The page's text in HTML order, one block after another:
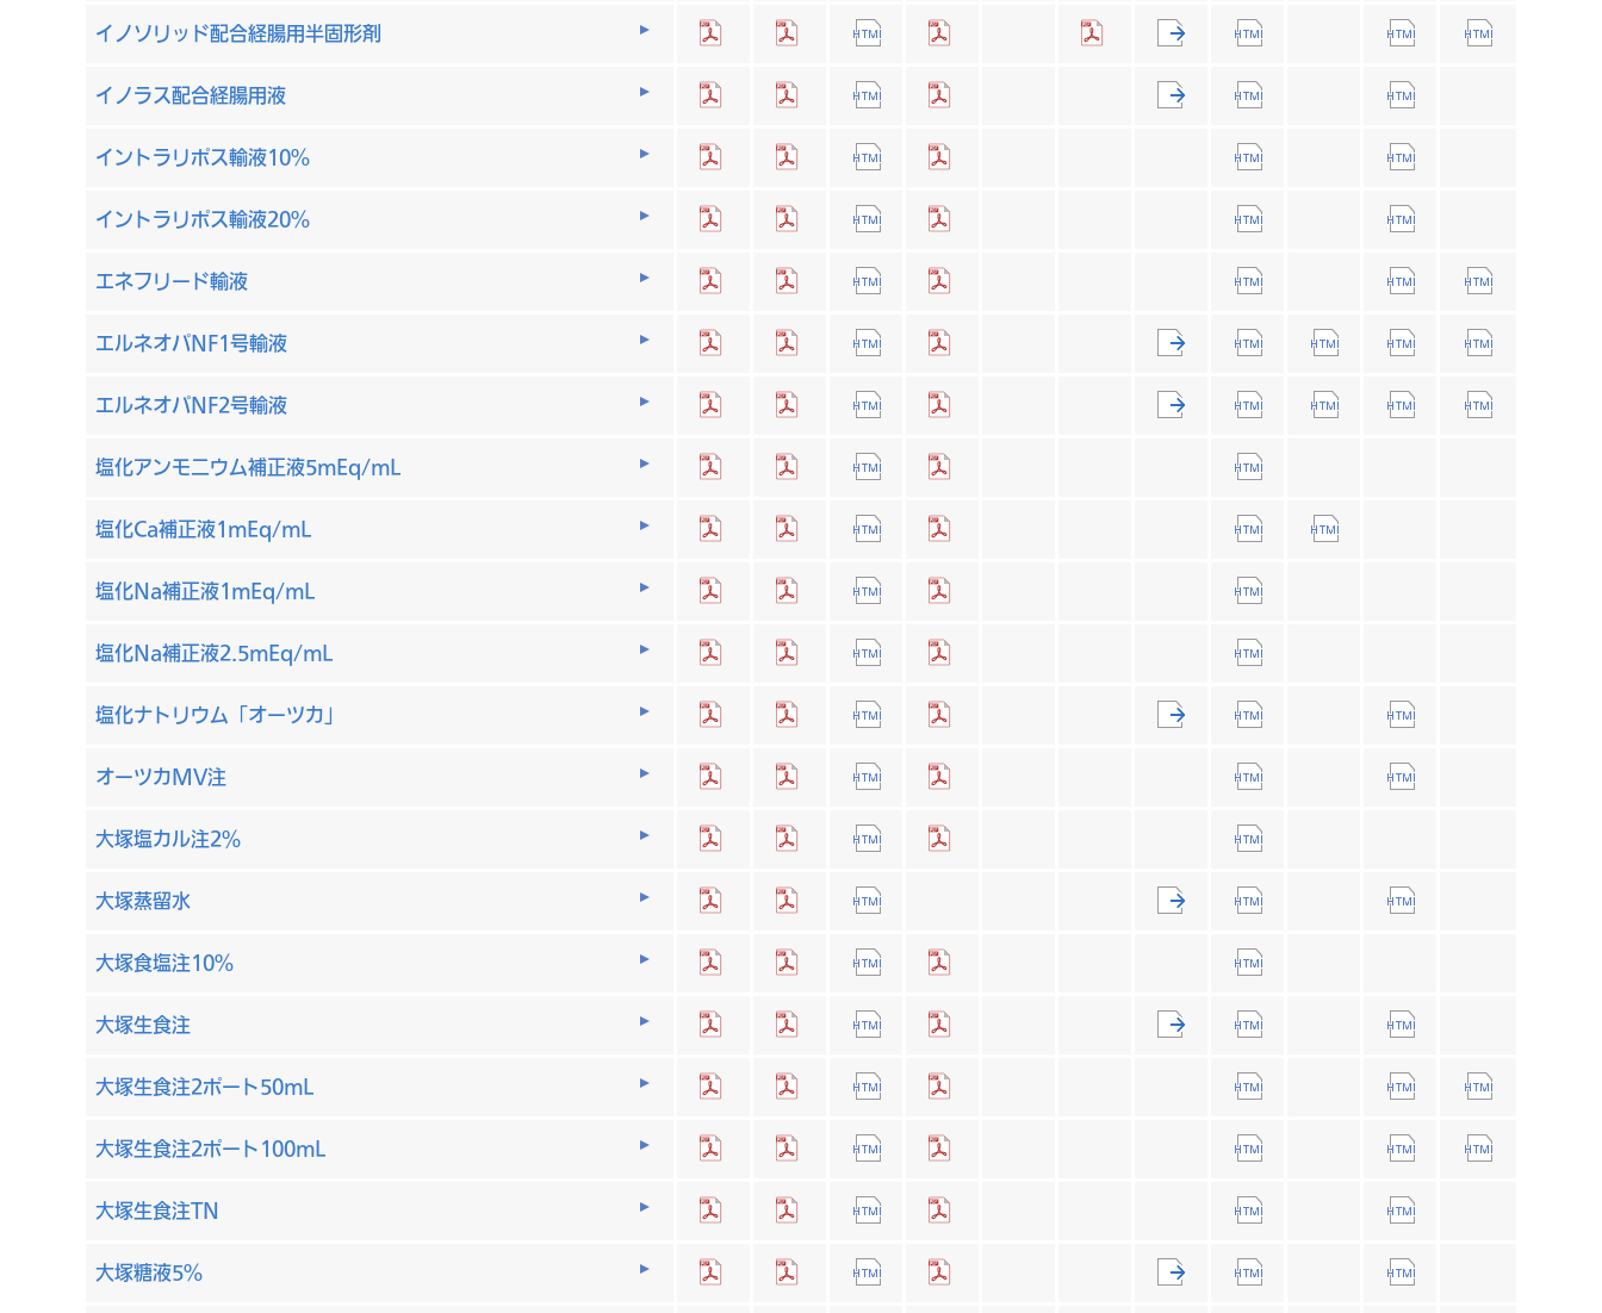
イノソリッド配合経腸用半固形剤
イノラス配合経腸用液
イントラリポス輸液10%
イントラリポス輸液20%
エネフリード輸液
エルネオパNF1号輸液
エルネオパNF2号輸液
塩化アンモニウム補正液5mEq/mL
塩化Ca補正液1mEq/mL
塩化Na補正液1mEq/mL
塩化Na補正液2.5mEq/mL
塩化ナトリウム「オーツカ」
オーツカMV注
大塚塩カル注2％
大塚蒸留水
大塚食塩注10%
大塚生食注
大塚生食注2ポート50mL
大塚生食注2ポート100mL
大塚生食注TN
大塚糖液5%